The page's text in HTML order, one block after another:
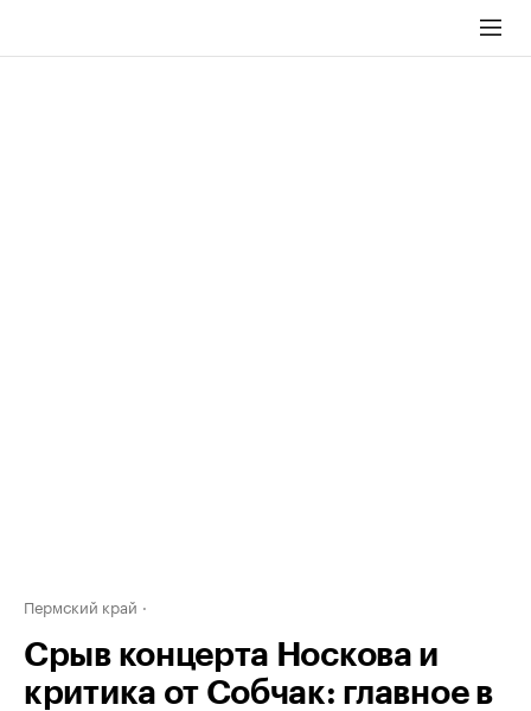
Пермский край
Срыв концерта Носкова и
критика от Собчак: главное в